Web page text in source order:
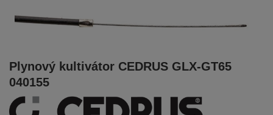
Plynový kultivátor CEDRUS GLX-GT65
040155